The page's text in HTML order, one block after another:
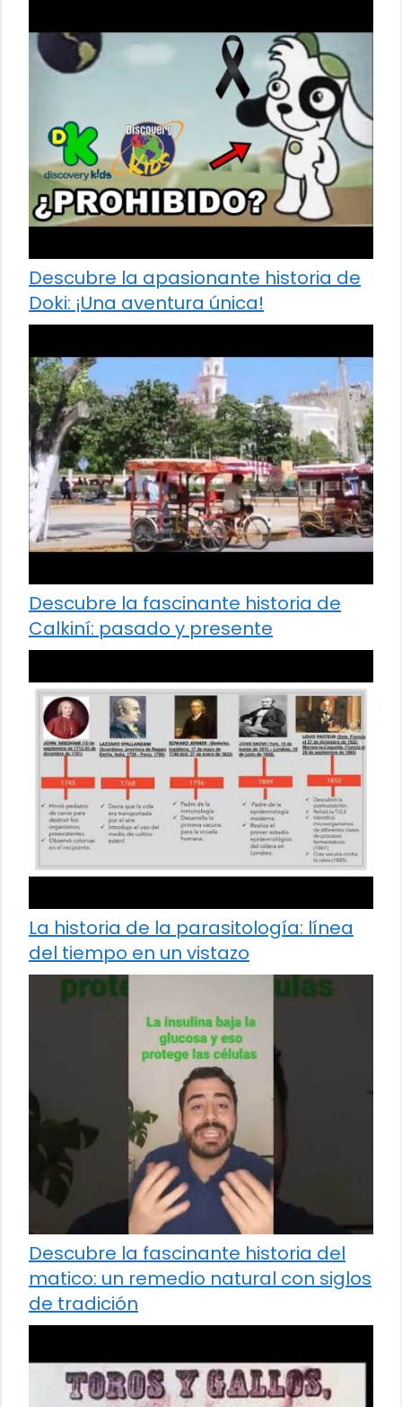
Descubre la apasionante historia de
Doki: ¡Una aventura única!
Descubre la fascinante historia de
Calkiní: pasado y presente
La historia de la parasitología: línea
del tiempo en un vistazo
Descubre la fascinante historia del
matico: un remedio natural con siglos
de tradición